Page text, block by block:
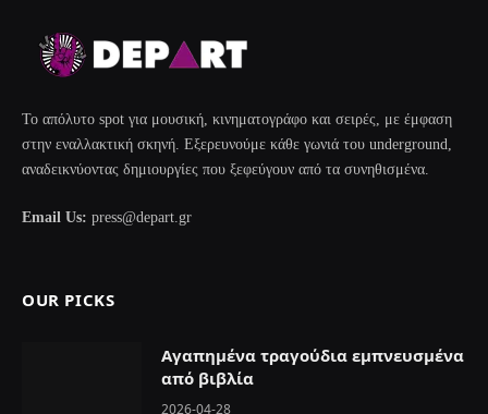
Το απόλυτο spot για μουσική, κινηματογράφο και σειρές, με έμφαση
στην εναλλακτική σκηνή. Εξερευνούμε κάθε γωνιά του underground,
αναδεικνύοντας δημιουργίες που ξεφεύγουν από τα συνηθισμένα.
Email Us: press@depart.gr
OUR PICKS
Αγαπημένα τραγούδια εμπνευσμένα
από βιβλία
2026-04-28